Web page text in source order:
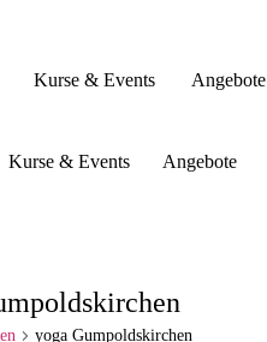
Kurse & Events Angebote
Kurse & Events Angebote
yoga Gumpoldskirchen